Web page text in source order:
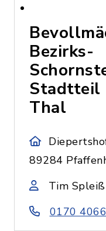
Bezirks-
Stadtteil
Thal
89284
Tim Spleiß
0170